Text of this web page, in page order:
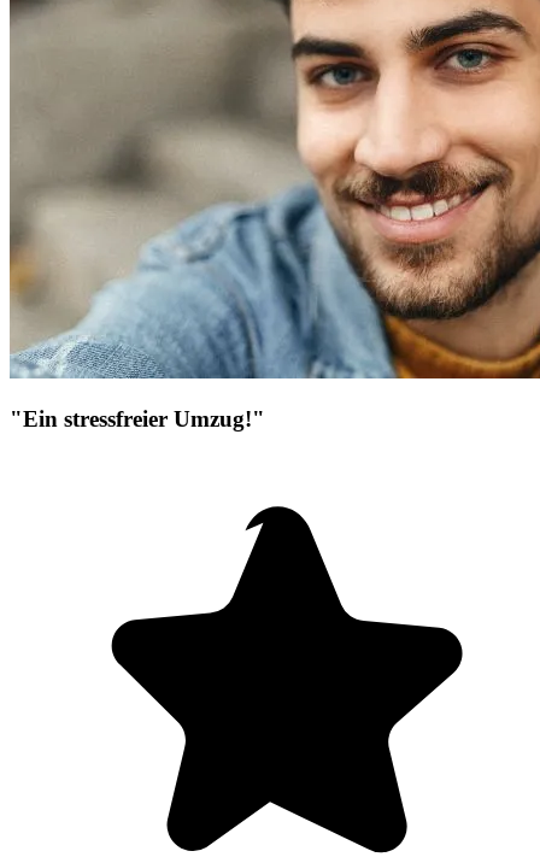
"Ein stressfreier Umzug!"